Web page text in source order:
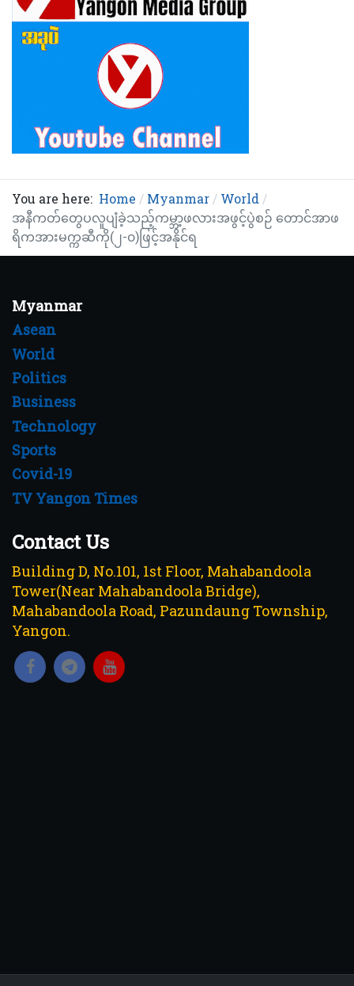
You are here: Home Myanmar
World
အနီကတ်တွေပလူပျံခဲ့သည့်ကမ္ဘာ့ဖလားအဖွင့်ပွဲစဉ် တောင်အာဖ
ရိကအားမက္ကဆီကို(၂-၀)ဖြင့်အနိုင်ရ
Myanmar
Asean
World
Politics
Business
Technology
Sports
Covid-19
TV Yangon Times
Contact Us
Building D, No.101, 1st Floor, Mahabandoola
Tower(Near Mahabandoola Bridge),
Mahabandoola Road, Pazundaung Township,
Yangon.